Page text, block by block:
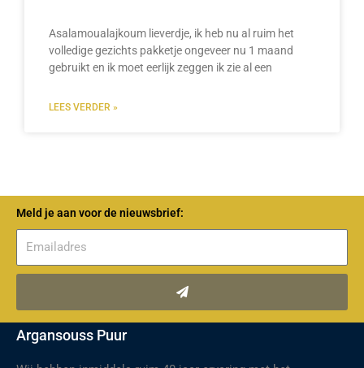
Asalamoualajkoum lieverdje, ik heb nu al ruim het
volledige gezichts pakketje ongeveer nu 1 maand
gebruikt en ik moet eerlijk zeggen ik zie al een
LEES VERDER »
Meld je aan voor de nieuwsbrief:
Verzenden
Argansouss Puur